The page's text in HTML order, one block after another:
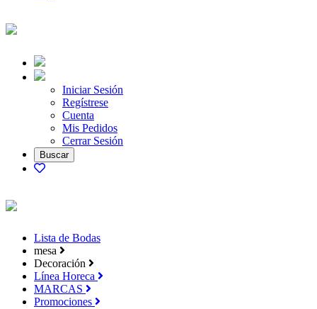
Iniciar Sesión
Regístrese
Cuenta
Mis Pedidos
Cerrar Sesión
Lista de Bodas
mesa
Decoración
Línea Horeca
MARCAS
Promociones